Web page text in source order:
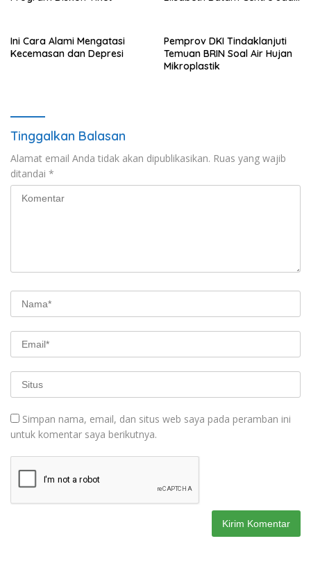
Ini Cara Alami Mengatasi
Kecemasan dan Depresi
Pemprov DKI Tindaklanjuti
Temuan BRIN Soal Air Hujan
Mikroplastik
Tinggalkan Balasan
Alamat email Anda tidak akan dipublikasikan. Ruas yang wajib
ditandai *
Simpan nama, email, dan situs web saya pada peramban ini
untuk komentar saya berikutnya.